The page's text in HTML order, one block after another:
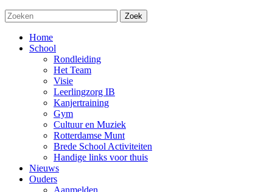
Zoek
Home
School
Rondleiding
Het Team
Visie
Leerlingzorg IB
Kanjertraining
Gym
Cultuur en Muziek
Rotterdamse Munt
Brede School Activiteiten
Handige links voor thuis
Nieuws
Ouders
Aanmelden